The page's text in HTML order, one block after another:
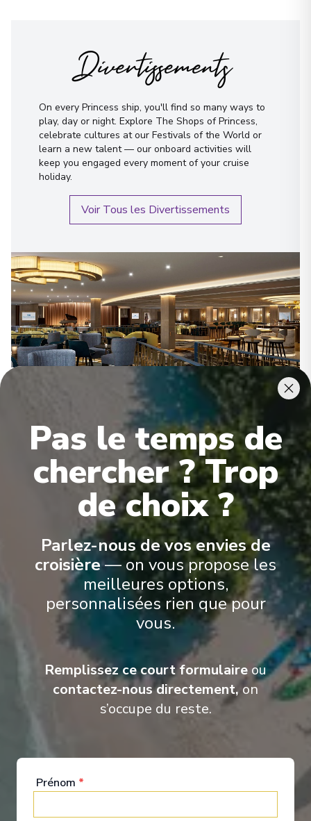
Divertissements
On every Princess ship, you'll find so many ways to
play, day or night. Explore The Shops of Princess,
celebrate cultures at our Festivals of the World or
learn a new talent — our onboard activities will
keep you engaged every moment of your cruise
holiday.
Voir Tous les Divertissements
Activités
Voir Toutes les Activités
Nourritures &
Pas le temps de
chercher ? Trop
de choix ?
Parlez-nous de vos envies de
croisière — on vous propose les
meilleures options,
personnalisées rien que pour
vous.
Remplissez ce court formulaire ou
contactez-nous directement, on
s’occupe du reste.
Prénom *